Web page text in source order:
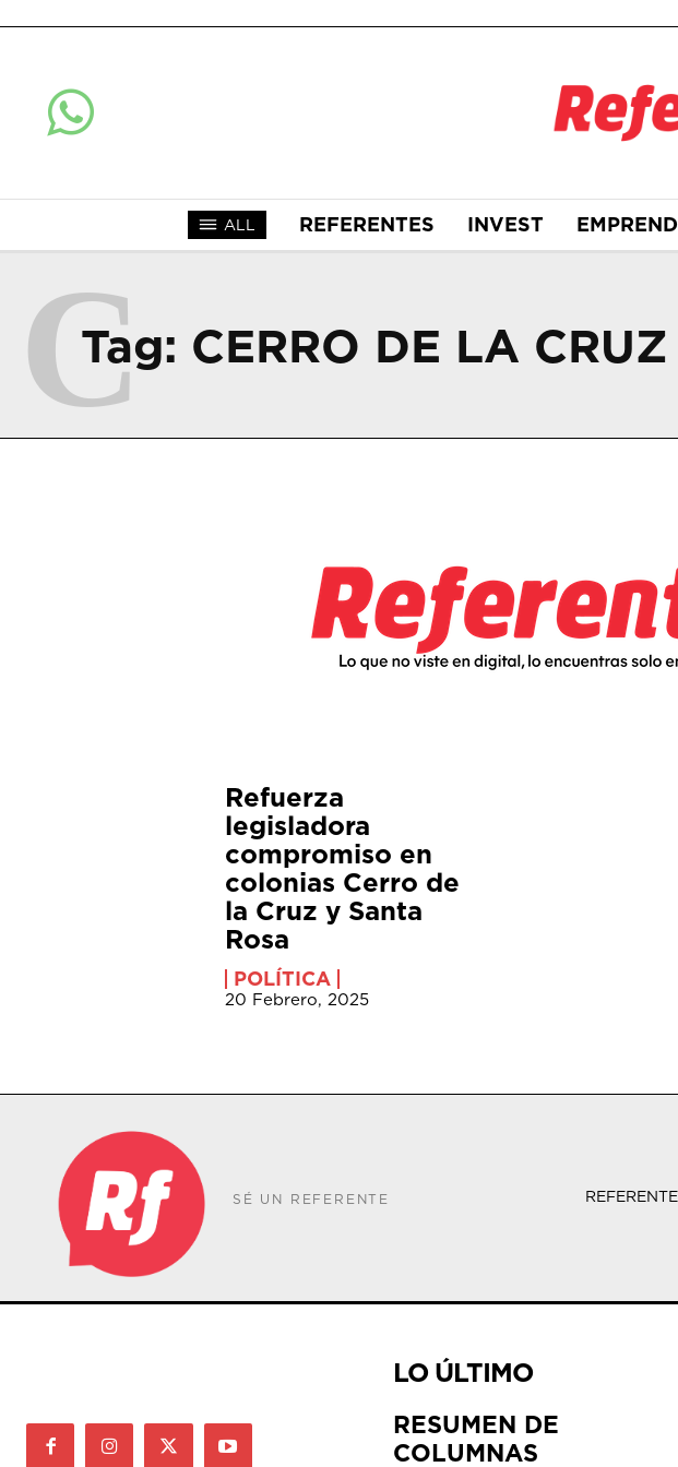
ALL REFERENTES INVEST
Tag: CERRO DE LA CRUZ
C
Refuerza
legisladora
compromiso en
colonias Cerro de
la Cruz y Santa
Rosa
POLÍTICA
20 Febrero, 2025
SÉ UN REFERENTE
LO ÚLTIMO
RESUMEN DE
COLUMNAS